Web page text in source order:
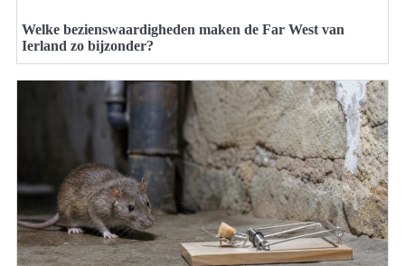
Welke bezienswaardigheden maken de Far West van
Ierland zo bijzonder?